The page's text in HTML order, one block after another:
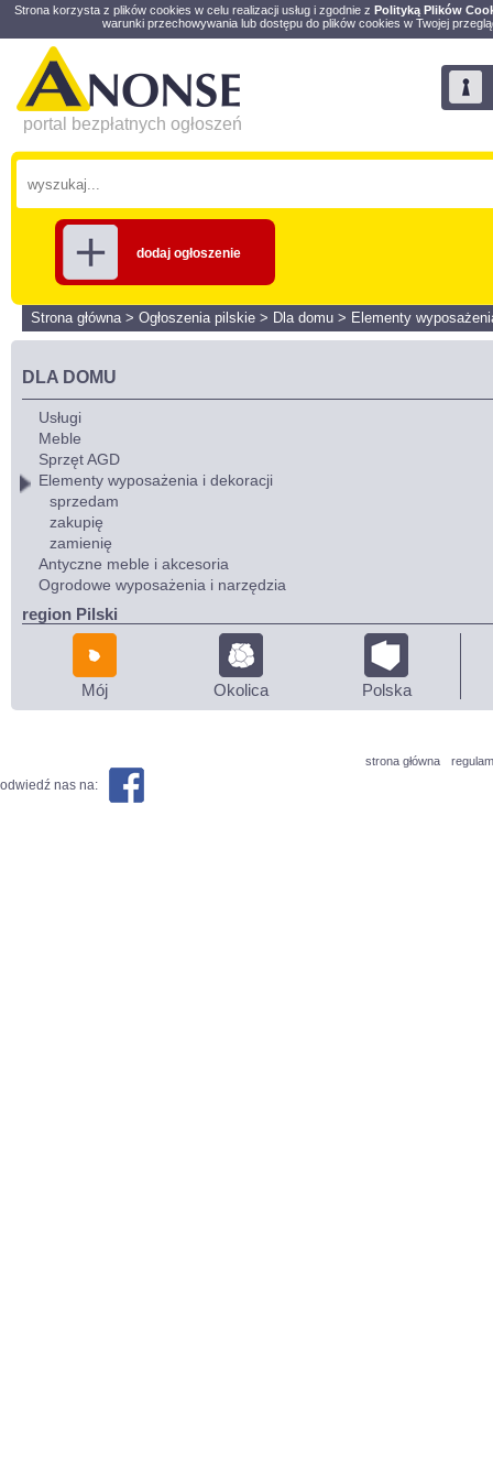
Strona korzysta z plików cookies w celu realizacji usług i zgodnie z Polityką Plików
warunki przechowywania lub dostępu do plików cookies w Twojej
portal bezpłatnych ogłoszeń
dodaj ogłoszenie
Strona główna> Ogłoszenia pilskie > Dla domu > Elementy
DLA DOMU
Usługi
Meble
Sprzęt AGD
Elementy wyposażenia i dekoracji
sprzedam
zakupię
zamienię
Antyczne meble i akcesoria
Ogrodowe wyposażenia i narzędzia
region Pilski
Mój Okolica Polska
strona główna
odwiedź nas na: